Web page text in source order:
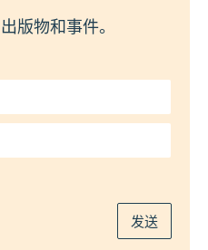
版物和事件。
发送